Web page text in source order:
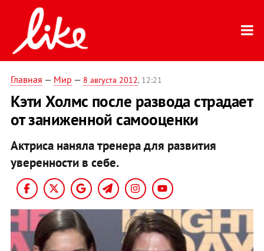
Главная — Мир — 8 августа 2012, 12:21
Кэти Холмс после развода страдает
от заниженной самооценки
Актриса наняла тренера для развития
уверенности в себе.